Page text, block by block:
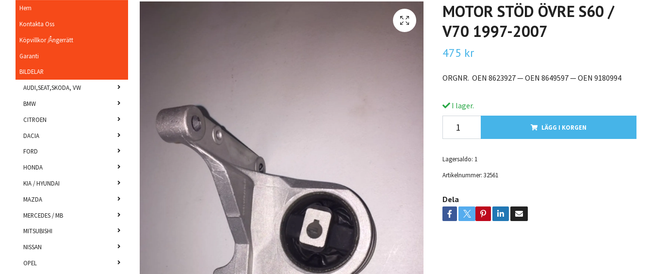
Hem
Kontakta Oss
Köpvillkor /Ångerrätt
Garanti
BILDELAR
AUDI,SEAT,SKODA, VW
BMW
CITROEN
DACIA
FORD
HONDA
KIA / HYUNDAI
MAZDA
MERCEDES / MB
MITSUBISHI
NISSAN
OPEL
MOTOR STÖD ÖVRE S60 /
V70 1997-2007
475 kr
ORGNR. OEN 8623927 — OEN 8649597 — OEN 9180994
I lager.
LÄGG I KORGEN
Lagersaldo: 1
Artikelnummer: 32561
Dela